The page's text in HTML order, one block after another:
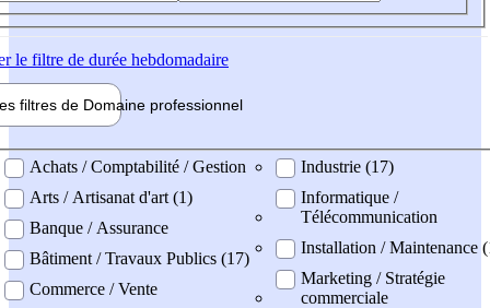
le filtre de durée hebdomadaire
filtres de Domaine professionnel
professionel
Achats / Comptabilité / Gestion
Arts / Artisanat d'art (1)
Banque / Assurance
Bâtiment / Travaux Publics (17)
Commerce / Vente
Industrie (17)
Informatique /
Télécommunication
Installation / Maintenance
Marketing / Stratégie
commerciale